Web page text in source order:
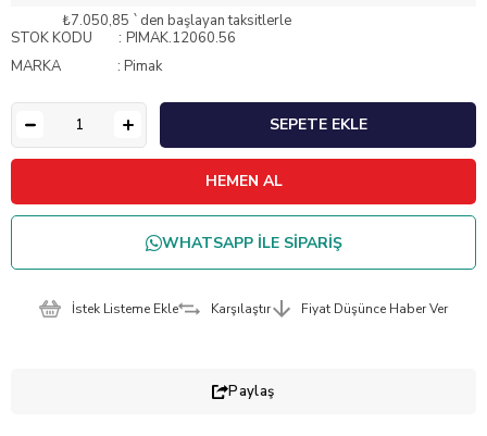
₺7.050,85 `den başlayan taksitlerle
STOK KODU
PIMAK.12060.56
MARKA
: Pimak
WHATSAPP İLE SİPARİŞ
İstek Listeme Ekle Karşılaştır Fiyat Düşünce Haber Ver
Paylaş